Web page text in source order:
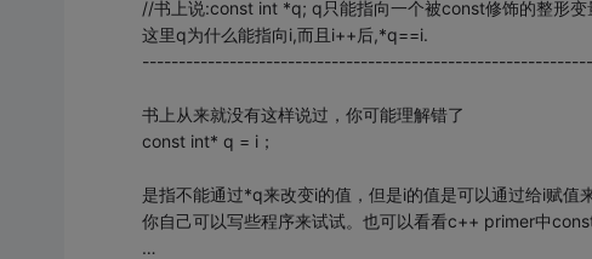
//书上说:const int *q; q只能指向一个被const修饰的整形
这里q为什么能指向i,而且i++后,*q==i.
书上从来就没有这样说过，你可能理解错了
const int* q = i；
是指不能通过*q来改变i的值，但是i的值是可以通过给i赋值来
你自己可以写些程序来试试。也可以看看c++ primer中const
…